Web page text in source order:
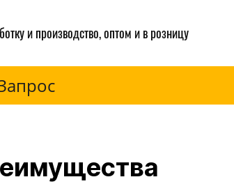
и производство, оптом и в розницу